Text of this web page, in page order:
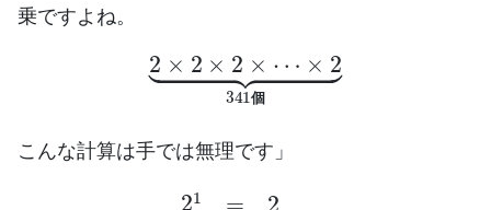
乗ですよね。
2× 2×2 ×⋯ ×2 ⏟ 341 個
こんな計算は手では無理です」
24 5=